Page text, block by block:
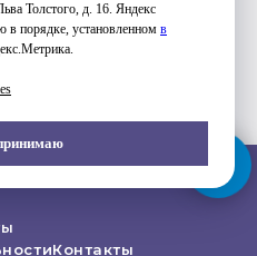
Толстого, д. 16. Яндекс
в порядке, установленном в
Контакты